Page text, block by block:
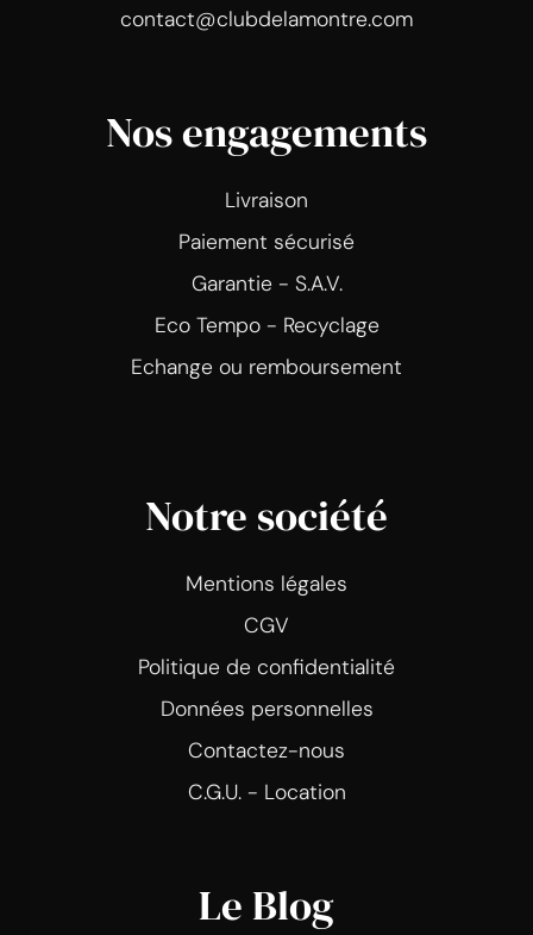
contact@clubdelamontre.com
Nos engagements
Livraison
Paiement sécurisé
Garantie - S.A.V.
Eco Tempo - Recyclage
Echange ou remboursement
Notre société
Mentions légales
CGV
Politique de confidentialité
Données personnelles
Contactez-nous
C.G.U. - Location
Le Blog